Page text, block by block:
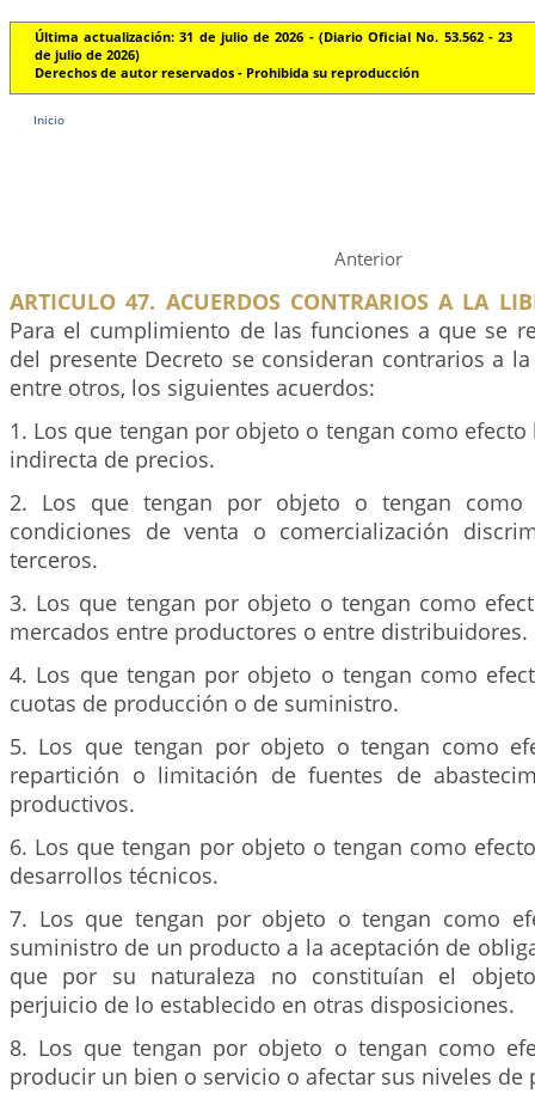
Última actualización: 31 de julio de 2026 - (Diario Oficial No. 53.562 - 23
de julio de 2026)
Derechos de autor reservados - Prohibida su reproducción
Inicio
Anterior
ARTICULO 47. ACUERDOS CONTRARIOS A LA
Para el cumplimiento de las funciones a que se
del presente Decreto se consideran contrarios a
entre otros, los siguientes acuerdos:
1. Los que tengan por objeto o tengan como
indirecta de precios.
2. Los que tengan por objeto o tengan como
condiciones de venta o comercialización
terceros.
3. Los que tengan por objeto o tengan como
mercados entre productores o entre distribuidores.
4. Los que tengan por objeto o tengan como
cuotas de producción o de suministro.
5. Los que tengan por objeto o tengan como
repartición o limitación de fuentes de
productivos.
6. Los que tengan por objeto o tengan como
desarrollos técnicos.
7. Los que tengan por objeto o tengan como
suministro de un producto a la aceptación de
que por su naturaleza no constituían el
perjuicio de lo establecido en otras disposiciones.
8. Los que tengan por objeto o tengan como
producir un bien o servicio o afectar sus niveles de